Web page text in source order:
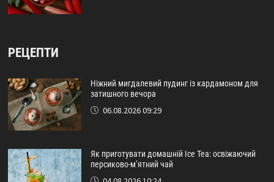
РЕЦЕПТИ
Ніжний мигдалевий пудинг із кардамоном для
затишного вечора
06.08.2026 09:29
Як приготувати домашній Ice Tea: освіжаючий
персиково-м’ятний чай